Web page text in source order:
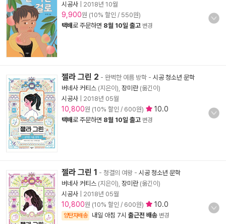
시공사 2018년 10월
9,900원 (10% 할인 / 550원)
택배로 주문하면 8월 10일 출고 변경
젤라 그린 2 - 완벽한 여름 방학 - 시공 청소년 문학
버네사 커티스 (지은이), 장미란(옮긴이)
시공사
2018년 05월
10,800원 (10% 할인 / 600원) 10.0
택배로 주문하면 8월 10일 출고 변경
젤라 그린 1 - 청결의 여왕 - 시공 청소년 문학
버네사 커티스 (지은이), 장미란(옮긴이)
시공사
2018년 05월
10,800원 (10% 할인 / 600원) 10.0
양탄자배송 내일 아침 7시 출근전 배송 변경